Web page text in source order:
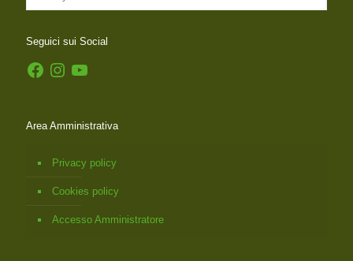
Seguici sui Social
FacebookInstagramYouTube
Area Amministrativa
Privacy policy
Cookies policy
Accesso Amministratore